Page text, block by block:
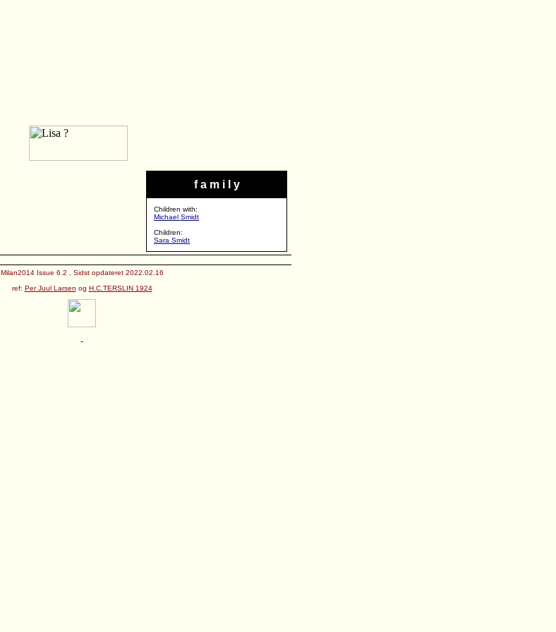
f a m i l y
Children with:
Michael Smidt
Children:
Sara Smidt
Milan2014 Issue 6.2 , Sidst opdateret 2022.02.16
ref: Per Juul Larsen og H.C.TERSLIN 1924